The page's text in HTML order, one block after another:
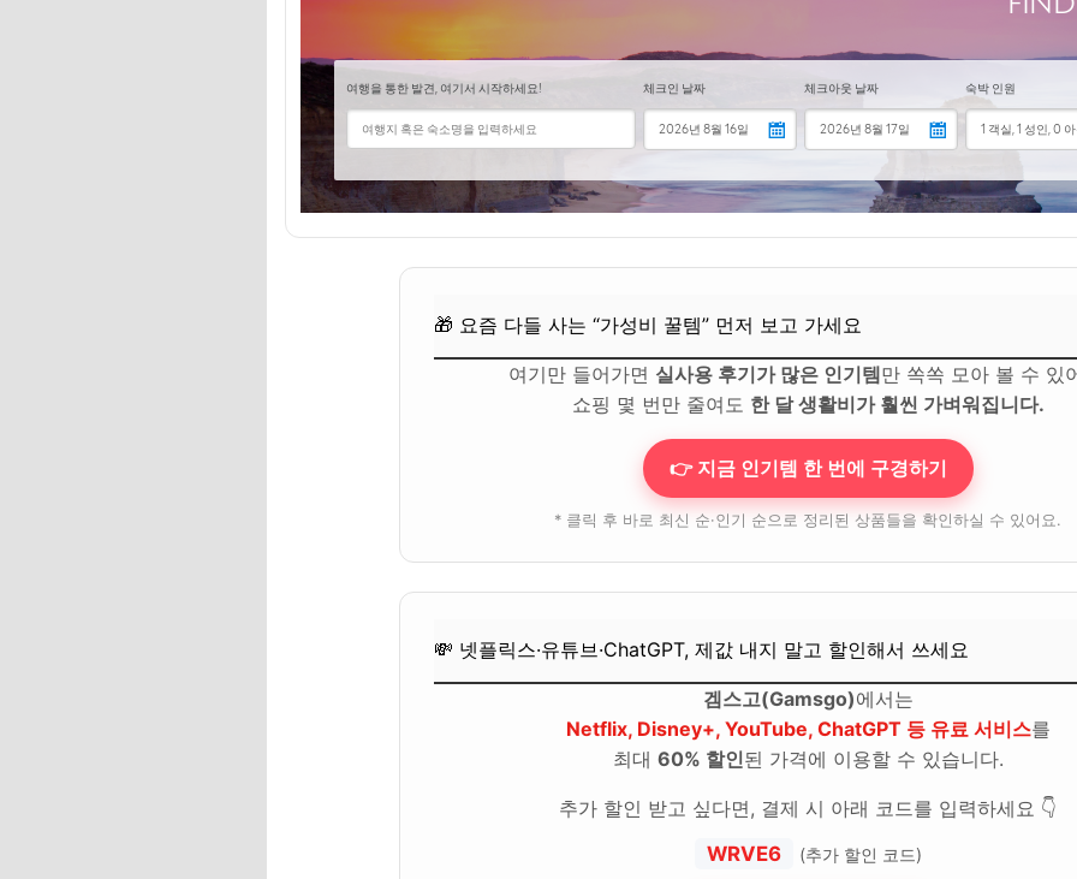
Q. 커플 사진 찍기 좋은 장소 추천해주세요.
🎁 요즘 다들 사는 “가성비 꿀템” 먼저 보고 가세요
💸 넷플릭스·유튜브·ChatGPT, 제값 내지 말고 할인해서 쓰세요
마무리 및 팁: 사랑하는 사람과 함께 만드는 겨울 부산의 추억
🎁 요즘 다들 사는 “가성비 꿀템” 먼저 보고 가세요
🎁 요즘 다들 사는 “가성비 꿀템” 먼저 보고 가세요
여기만 들어가면 실사용 후기가 많은 인기템만 쏙쏙 모아 볼 수 있
쇼핑 몇 번만 줄여도 한 달 생활비가 훨씬 가벼워집니다.
👉 지금 인기템 한 번에 구경하기
* 클릭 후 바로 최신 순·인기 순으로 정리된 상품들을 확인하실 수 있어요.
💸 넷플릭스·유튜브·ChatGPT, 제값 내지 말고 할인해서 쓰세요
겜스고(Gamsgo)에서는
Netflix, Disney+, YouTube, ChatGPT 등 유료 서비스를
최대 60% 할인된 가격에 이용할 수 있습니다.
추가 할인 받고 싶다면, 결제 시 아래 코드를 입력하세요 👇
WRVE6
(추가 할인 코드)